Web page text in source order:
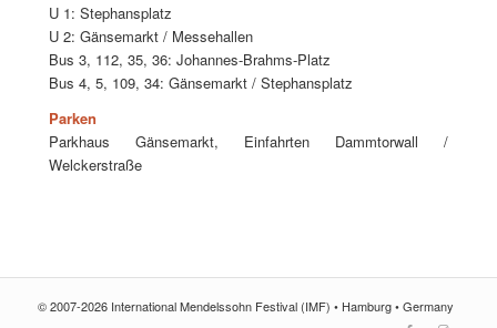
U 1: Stephansplatz
U 2: Gänsemarkt / Messehallen
Bus 3, 112, 35, 36: Johannes-Brahms-Platz
Bus 4, 5, 109, 34: Gänsemarkt / Stephansplatz
Parken
Parkhaus Gänsemarkt, Einfahrten Dammtorwall /
Welckerstraße
© 2007-2026 International Mendelssohn Festival (IMF) • Hamburg • Germany